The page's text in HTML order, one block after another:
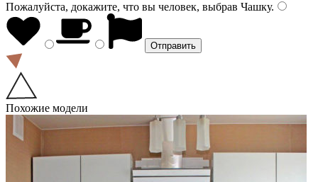
Пожалуйста, докажите, что вы человек, выбрав Чашку.
Похожие модели